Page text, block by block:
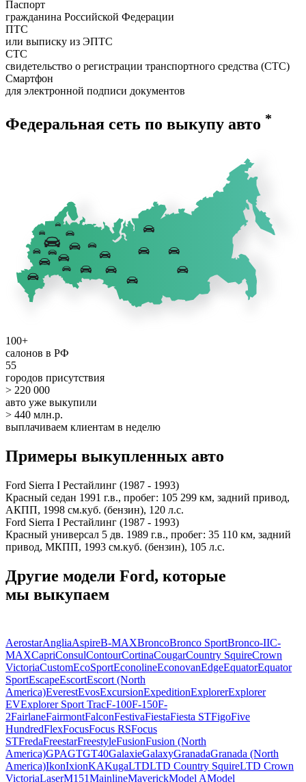
Паспорт
гражданина Российской Федерации
ПТС
или выписку из ЭПТС
СТС
свидетельство о регистрации транспортного средства (СТС)
Смартфон
для электронной подписи документов
Федеральная сеть по выкупу авто *
100+
салонов в РФ
55
городов присутствия
> 220 000
авто уже выкупили
> 440 млн.р.
выплачиваем клиентам в неделю
Примеры выкупленных авто
Ford Sierra I Рестайлинг (1987 - 1993)
Красный седан 1991 г.в., пробег: 105 299 км, задний привод,
АКПП, 1998 см.куб. (бензин), 120 л.с.
Ford Sierra I Рестайлинг (1987 - 1993)
Красный универсал 5 дв. 1989 г.в., пробег: 35 110 км, задний
привод, МКПП, 1993 см.куб. (бензин), 105 л.с.
Другие модели Ford, которые
мы выкупаем
AerostarAngliaAspireB-MAXBroncoBronco SportBronco-IIC-
MAXCapriConsulContourCortinaCougarCountry SquireCrown
VictoriaCustomEcoSportEconolineEconovanEdgeEquatorEquator
SportEscapeEscortEscort (North
America)EverestEvosExcursionExpeditionExplorerExplorer
EVExplorer Sport TracF-100F-150F-
2FairlaneFairmontFalconFestivaFiestaFiesta STFigoFive
HundredFlexFocusFocus RSFocus
STFredaFreestarFreestyleFusionFusion (North
America)GPAGTGT40GalaxieGalaxyGranadaGranada (North
America)IkonIxionKAKugaLTDLTD Country SquireLTD Crown
VictoriaLaserM151MainlineMaverickModel AModel